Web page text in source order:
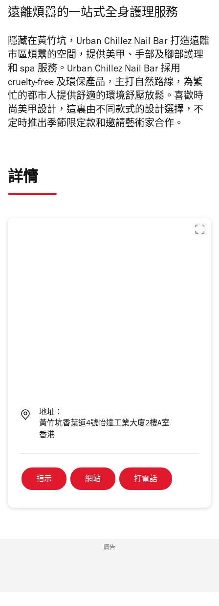
遠離煩囂的一站式全身護理服務
隱藏在黃竹坑，Urban Chillez Nail Bar 打造遠離
市區煩囂的空間，提供美甲、手部及腳部護理
和 spa 服務。Urban Chillez Nail Bar 採用
cruelty-free 及環保產品，主打自然路線，為繁
忙的都市人提供舒適的環境舒壓放鬆。喜歡時
尚美甲設計，這裏由不同款式的設計選擇，不
定時推出季節限定款和邀請藝術家合作。
詳情
地址：
黃竹坑香葉道4號怡達工業大廈2樓A室
香港
指示 網站 打電話
廣告